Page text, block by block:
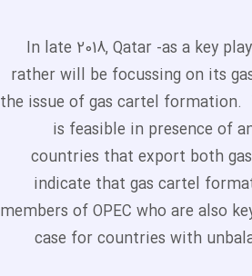
In late 2018, Qatar -as a key
rather will be focussing on its
the issue of gas cartel formation.
is feasible in presence of
countries that export both
indicate that gas cartel
members of OPEC who are also
case for countries with